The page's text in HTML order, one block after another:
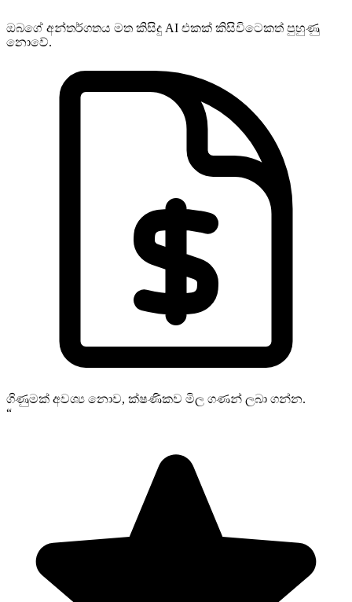
ඔබගේ අන්තර්ගතය මත කිසිදු AI එකක් කිසිවිටෙකත් පුහුණු
නොවේ.
ගිණුමක් අවශ්‍ය නොව, ක්ෂණිකව මිල ගණන් ලබා ගන්න.
“